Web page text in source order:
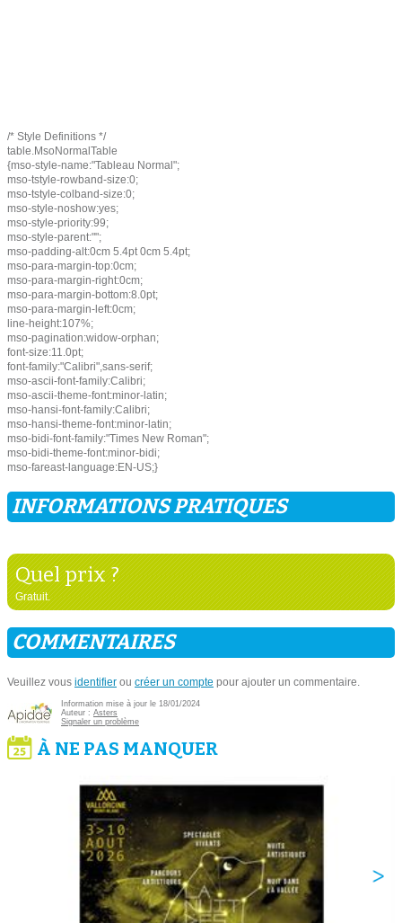
/* Style Definitions */
table.MsoNormalTable
{mso-style-name:"Tableau Normal";
mso-tstyle-rowband-size:0;
mso-tstyle-colband-size:0;
mso-style-noshow:yes;
mso-style-priority:99;
mso-style-parent:"";
mso-padding-alt:0cm 5.4pt 0cm 5.4pt;
mso-para-margin-top:0cm;
mso-para-margin-right:0cm;
mso-para-margin-bottom:8.0pt;
mso-para-margin-left:0cm;
line-height:107%;
mso-pagination:widow-orphan;
font-size:11.0pt;
font-family:"Calibri",sans-serif;
mso-ascii-font-family:Calibri;
mso-ascii-theme-font:minor-latin;
mso-hansi-font-family:Calibri;
mso-hansi-theme-font:minor-latin;
mso-bidi-font-family:"Times New Roman";
mso-bidi-theme-font:minor-bidi;
mso-fareast-language:EN-US;}
INFORMATIONS PRATIQUES
Quel prix ?
Gratuit.
COMMENTAIRES
Veuillez vous identifier ou créer un compte pour ajouter un commentaire.
Information mise à jour le 18/01/2024
Auteur : Asters
Signaler un problème
À NE PAS MANQUER